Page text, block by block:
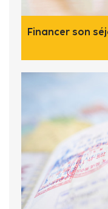
Financer son